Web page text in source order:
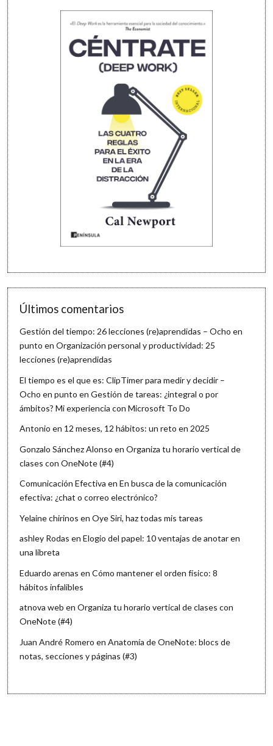
Últimos comentarios
Gestión del tiempo: 26 lecciones (re)aprendidas – Ocho en
punto enOrganización personal y productividad: 25
lecciones (re)aprendidas
El tiempo es el que es: ClipTimer para medir y decidir –
Ocho en punto enGestión de tareas: ¿integral o por
ámbitos? Mi experiencia con Microsoft To Do
Antonio en 12 meses, 12 hábitos: un reto en 2025
Gonzalo Sánchez Alonso enOrganiza tu horario vertical de
clases con OneNote (#4)
Comunicación Efectiva enEn busca de la comunicación
efectiva: ¿chat o correo electrónico?
Yelaine chirinos enOye Siri, haz todas mis tareas
ashley Rodas enElogio del papel: 10 ventajas de anotar en
una libreta
Eduardo arenas enCómo mantener el orden físico: 8
hábitos infalibles
atnova web enOrganiza tu horario vertical de clases con
OneNote (#4)
Juan André Romero enAnatomía de OneNote: blocs de
notas, secciones y páginas (#3)